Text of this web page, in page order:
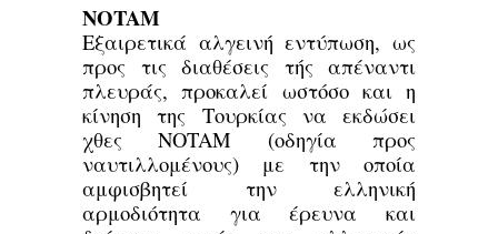
NOTAM
Εξαιρετικά αλγεινή εντύπωση, ως
προς τις διαθέσεις τής απέναντι
πλευράς, προκαλεί ωστόσο και η
κίνηση της Τουρκίας να εκδώσει
χθες NOTAM (οδηγία προς
ναυτιλλομένους) με την οποία
αμφισβητεί την ελληνική
αρμοδιότητα για έρευνα και